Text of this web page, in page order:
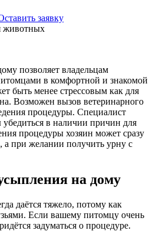
заявку
позволяет владельцам
в комфортной и знакомой
быть менее стрессовым как для
Возможен вызов ветеринарного
процедуры. Специалист
в наличии причин для
процедуры хозяин может сразу
а при желании получить урну с
на дому
даётся тяжело, потому как
Если вашему питомцу очень
задуматься о процедуре.